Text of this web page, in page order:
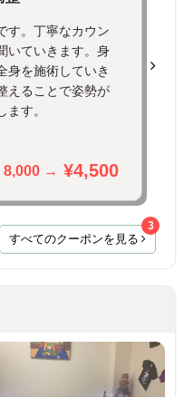
す。丁寧なカウン
いていきます。身
身を施術していき
えることで姿勢が
す。
8,000 → ¥4,500
すべてのクーポンを見る
3